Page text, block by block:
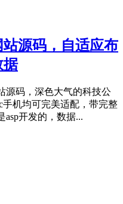
源码，自适应布
据
源码，深色大气的科技公
机均可完美适配，带完整
开发的，数据...